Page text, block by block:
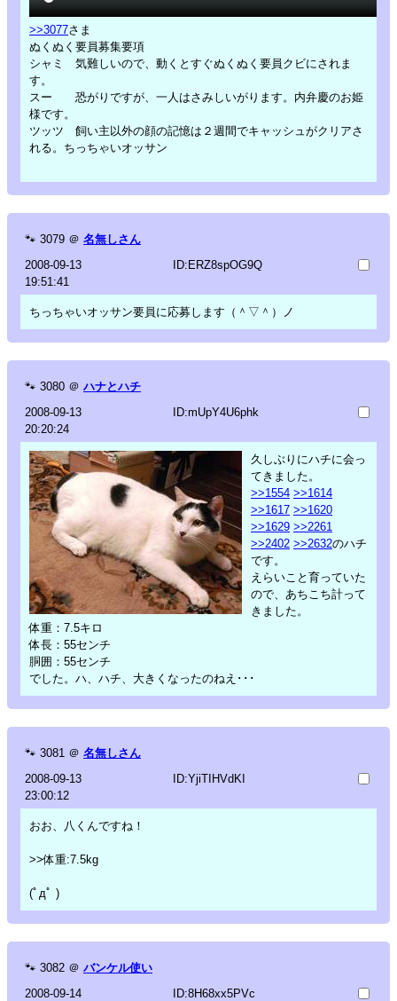
>>3077さま
ぬくぬく要員募集要項
シャミ 気難しいので、動くとすぐぬくぬく要員クビにされま
す。
スー 恐がりですが、一人はさみしいがります。内弁慶のお姫
様です。
ツッツ 飼い主以外の顔の記憶は２週間でキャッシュがクリアさ
れる。ちっちゃいオッサン
🐾 3079 ＠ 名無しさん
2008-09-13
19:51:41
ID:ERZ8spOG9Q
ちっちゃいオッサン要員に応募します（＾▽＾）ノ
🐾 3080 ＠ ハナとハチ
2008-09-13
20:20:24
ID:mUpY4U6phk
久しぶりにハチに会っ
てきました。
>>1554 >>1614
>>1617 >>1620
>>1629 >>2261
>>2402 >>2632のハチ
です。
えらいこと育っていた
ので、あちこち計って
きました。
体重：7.5キロ
体長：55センチ
胴囲：55センチ
でした。ハ、ハチ、大きくなったのねえ･･･
🐾 3081 ＠ 名無しさん
2008-09-13
23:00:12
ID:YjiTIHVdKI
おお、八くんですね！
>>体重:7.5kg
(ﾟдﾟ )
🐾 3082 ＠ バンケル使い
2008-09-14
ID:8H68xx5PVc